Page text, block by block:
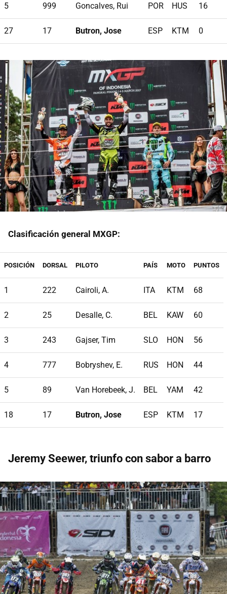
5 999 Goncalves, Rui POR HUS 16
27 17 Butron, Jose ESP KTM 0
Clasificación general MXGP:
POSICIÓN DORSAL PILOTO PAÍS MOTO PUNTOS
1 222 Cairoli, A. ITA KTM 68
2 25 Desalle, C. BEL KAW 60
3 243 Gajser, Tim SLO HON 56
4 777 Bobryshev, E. RUS HON 44
5 89 Van Horebeek, J. BEL YAM 42
18 17 Butron, Jose ESP KTM 17
Jeremy Seewer, triunfo con sabor a barro